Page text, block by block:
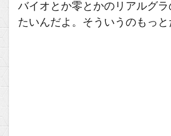
バイオとか零とかのリアルグラ
たいんだよ。そういうのもっと